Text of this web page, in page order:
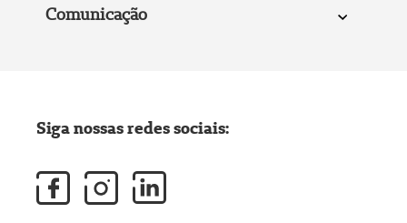
Comunicação
Siga nossas redes sociais: